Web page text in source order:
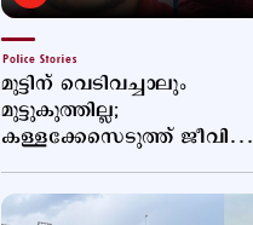
Police Stories
മുട്ടിന് വെടിവച്ചാലും
മുട്ടുകുത്തില്ല;
കള്ളക്കേസെടുത്ത് ജീവിതം
പോസ്റ്റുമായി അര്‍ജുന്‍